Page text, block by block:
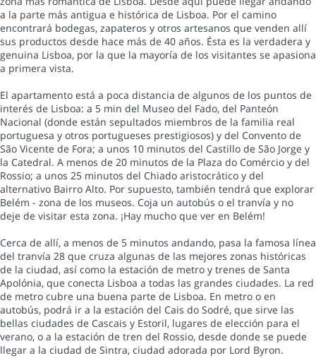
a la parte más antigua e histórica de Lisboa. Por el camino
encontrará bodegas, zapateros y otros artesanos que venden allí
sus productos desde hace más de 40 años. Ésta es la verdadera y
genuina Lisboa, por la que la mayoría de los visitantes se apasiona
a primera vista.
El apartamento está a poca distancia de algunos de los puntos de
interés de Lisboa: a 5 min del Museo del Fado, del Panteón
Nacional (donde están sepultados miembros de la familia real
portuguesa y otros portugueses prestigiosos) y del Convento de
São Vicente de Fora; a unos 10 minutos del Castillo de São Jorge y
la Catedral. A menos de 20 minutos de la Plaza do Comércio y del
Rossio; a unos 25 minutos del Chiado aristocrático y del
alternativo Bairro Alto. Por supuesto, también tendrá que explorar
Belém - zona de los museos. Coja un autobús o el tranvía y no
deje de visitar esta zona. ¡Hay mucho que ver en Belém!
Cerca de allí, a menos de 5 minutos andando, pasa la famosa línea
del tranvía 28 que cruza algunas de las mejores zonas históricas
de la ciudad, así como la estación de metro y trenes de Santa
Apolónia, que conecta Lisboa a todas las grandes ciudades. La red
de metro cubre una buena parte de Lisboa. En metro o en
autobús, podrá ir a la estación del Cais do Sodré, que sirve las
bellas ciudades de Cascais y Estoril, lugares de elección para el
verano, o a la estación de tren del Rossio, desde donde se puede
llegar a la ciudad de Sintra, ciudad adorada por Lord Byron.